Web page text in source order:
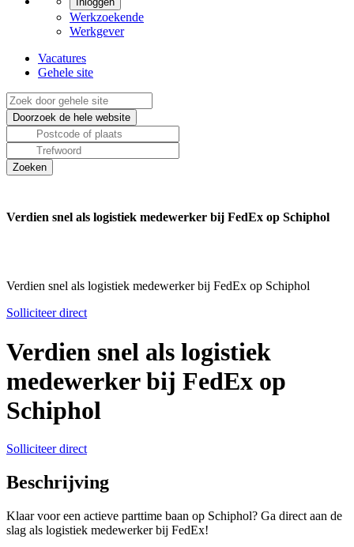
Werkzoekende
Werkgever
Vacatures
Gehele site
Verdien snel als logistiek medewerker bij FedEx op Schiphol
Verdien snel als logistiek medewerker bij FedEx op Schiphol
Solliciteer direct
Verdien snel als logistiek
medewerker bij FedEx op
Schiphol
Solliciteer direct
Beschrijving
Klaar voor een actieve parttime baan op Schiphol? Ga direct aan de
slag als logistiek medewerker bij FedEx!